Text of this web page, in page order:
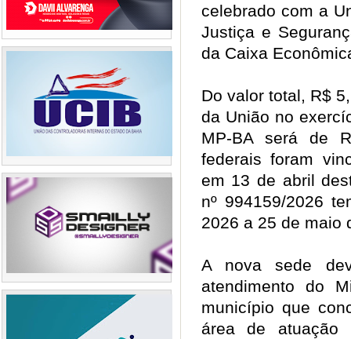
celebrado com a
Justiça e
da Caixa
Do valor total, R$
da União no
MP-BA será de
federais foram
em 13 de abril
nº 994159/2026
2026 a 25 de
A nova sede
atendimento do
município que
área de atuação